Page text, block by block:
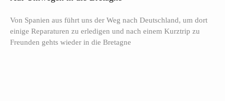
Von Spanien aus führt uns der Weg nach Deutschland, um dort
einige Reparaturen zu erledigen und nach einem Kurztrip zu
Freunden gehts wieder in die Bretagne